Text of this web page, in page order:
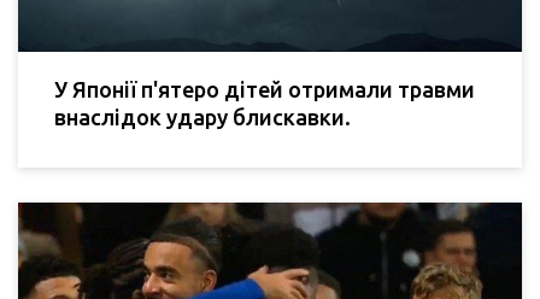
У Японії п'ятеро дітей отримали травми
внаслідок удару блискавки.